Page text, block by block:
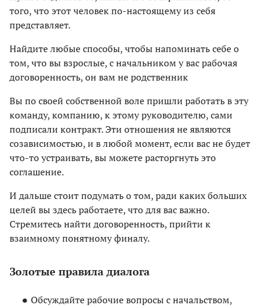
того, что этот человек по-настоящему из себя
представляет.
Найдите любые способы, чтобы напоминать себе о
том, что вы взрослые, с начальником у вас рабочая
договоренность, он вам не родственник
Вы по своей собственной воле пришли работать в эту
команду, компанию, к этому руководителю, сами
подписали контракт. Эти отношения не являются
созависимостью, и в любой момент, если вас не будет
что-то устраивать, вы можете расторгнуть это
соглашение.
И дальше стоит подумать о том, ради каких больших
целей вы здесь работаете, что для вас важно.
Стремитесь найти договоренность, прийти к
взаимному понятному финалу.
Золотые правила диалога
Обсуждайте рабочие вопросы с начальством,